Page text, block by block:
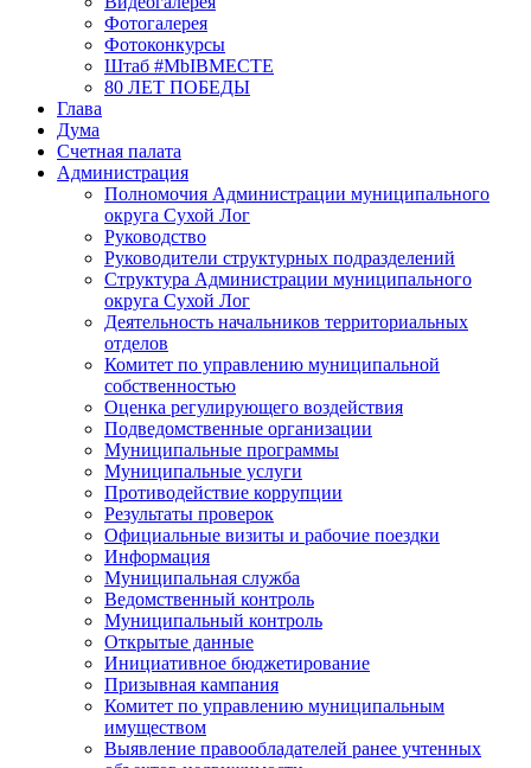
Фотогалерея
Фотоконкурсы
Штаб #MbIBMECTE
80 ЛЕТ ПОБЕДЫ
Глава
Дума
Счетная палата
Администрация
Полномочия Администрации муниципального
округа Сухой Лог
Руководство
Руководители структурных подразделений
Структура Администрации муниципального
округа Сухой Лог
Деятельность начальников территориальных
отделов
Комитет по управлению муниципальной
собственностью
Оценка регулирующего воздействия
Подведомственные организации
Муниципальные программы
Муниципальные услуги
Противодействие коррупции
Результаты проверок
Официальные визиты и рабочие поездки
Информация
Муниципальная служба
Ведомственный контроль
Муниципальный контроль
Открытые данные
Инициативное бюджетирование
Призывная кампания
Комитет по управлению муниципальным
имуществом
Выявление правообладателей ранее учтенных